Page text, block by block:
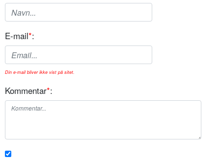
E-mail*:
Din e-mail bliver ikke vist på sitet.
Kommentar*: